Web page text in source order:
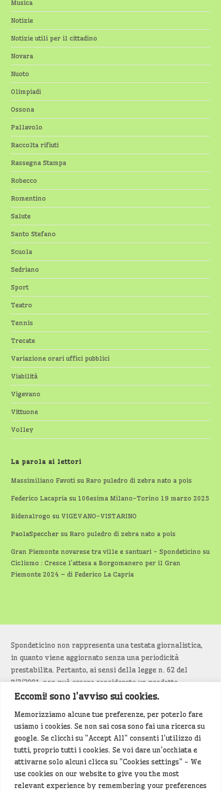
Eccomi! sono l'avviso sui cookies.
Memorizziamo alcune tue preferenze, per poterlo fare
usiamo i cookies. Se non sai cosa sono fai una ricerca su
google. Se clicchi su "Accept All" consenti l'utilizzo di
tutti, proprio tutti i cookies. Se voi dare un'occhiata e
attivarne solo alcuni clicca su "Cookies settings" - We
use cookies on our website to give you the most
relevant experience by remembering your preferences
Musica
Notizie
Notizie utili per il cittadino
Novara
Nuoto
Olimpiadi
Ossona
Pallavolo
Raccolta rifiuti
Rassegna Stampa
Robecco
Romentino
Salute
Santo Stefano
Scuola
Sedriano
Sport
Teatro
Tennis
Trecate
Variazione orari uffici pubblici
Viabilità
Vigevano
Vittuone
Volley
La parola ai lettori
Massimiliano Favoti suRaro puledro di zebra nato a pois
Federico Lacapria su 106esima Milano-Torino 19 marzo 2025
Bidenalrogo su VIGEVANO-VISTARINO
PaolaSpeccher suRaro puledro di zebra nato a pois
Gran Piemonte novarese tra ville e santuari - Spondeticino su
Ciclismo : Cresce l’attesa a Borgomanero per il Gran
Piemonte 2024 – di Federico La Capria
Spondeticino non rappresenta una testata giornalistica,
in quanto viene aggiornato senza una periodicità
prestabilita. Pertanto, ai sensi della legge n. 62 del
7/3/2001, non può essere considerato un prodotto
editoriale.
Siamo attenti a non violare copyright e diritti
d’immagine. Se un contenuto è di tua proprietà e vuoi
richiederne la rimozionediccelo(<- clicca per inviarci un
messaggio).
Alcuni articoli sono generati in bozza rielaborando, con
l'intelligenza artificiale generativa, contenuti